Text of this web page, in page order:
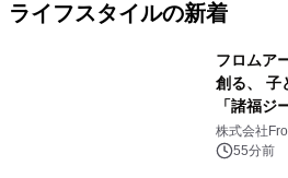
ライフスタイルの新着
フロムア
創る、 子
「諸福
(日)開催
株式会社
55分前